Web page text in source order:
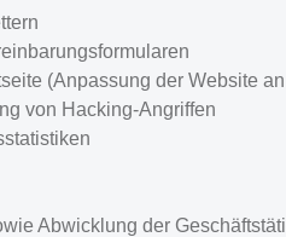
(Anpassung der Website
von Hacking-Angriffen
Abwicklung der